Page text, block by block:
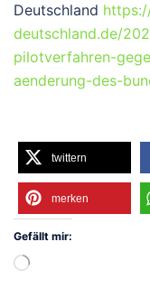
Deutschland
deutschland.de/
pilotverfahren-
aenderung-des-
twittern
merken
Gefällt mir:
Wird